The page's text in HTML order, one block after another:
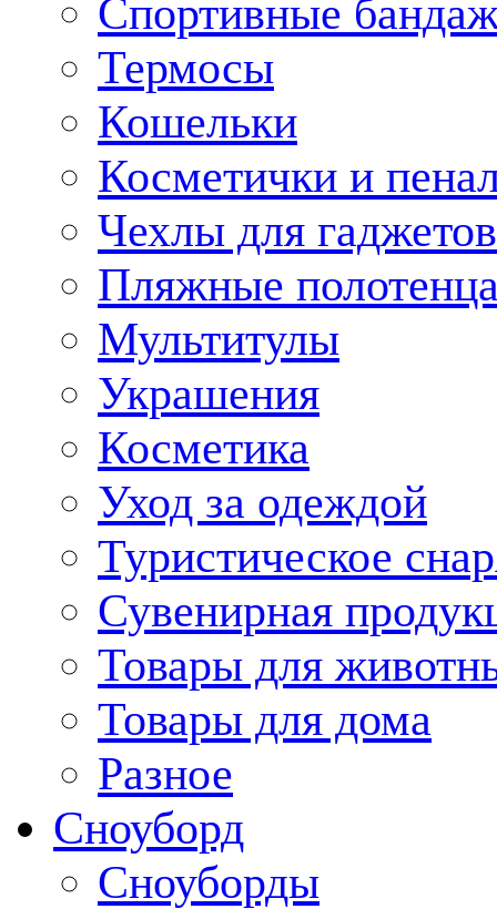
Спортивные
Термосы
Кошельки
Косметички и
Чехлы для гаджетов
Пляжные
Мультитулы
Украшения
Косметика
Уход за одеждой
Туристическое
Сувенирная
Товары для
Товары для дома
Разное
Сноуборд
Сноуборды